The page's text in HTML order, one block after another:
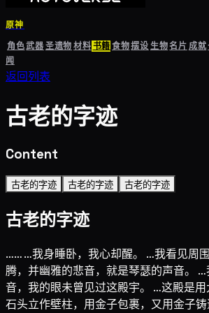
原神
角色武器圣遗物材料书籍食物摆设生物名片成就
闻
返回列表
古老的字迹
Content
古老的字迹 古老的字迹 古老的字迹
古老的字迹
…… …我身睡卧，我心却醒。 …我看见周
腾，并幽雅的悲音，就是琴瑟的声音。
音，我的眼未曾见过这殿宇。 …这殿是
石头立作壁柱，用金子包裹，又用金子